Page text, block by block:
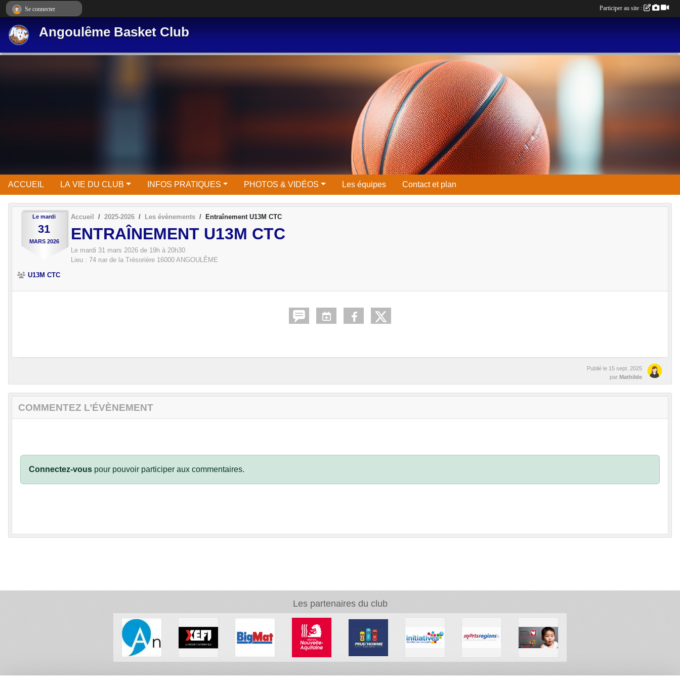
Angoulême Basket Club
ACCUEIL LA VIE DU CLUB INFOS PRATIQUES PHOTOS & VIDÉOS Les équipes Contact et plan
Le mardi
31
MARS 2026
Accueil 2025-2026 Les évènements Entraînement U13M CTC
ENTRAÎNEMENT U13M CTC
Le mardi 31 mars 2026 de 19h à 20h30
Lieu : 74 rue de la Trésorière 16000 ANGOULÊME
U13M CTC
Publié le 15 sept. 2025
par Mathilde
COMMENTEZ L’ÉVÈNEMENT
Connectez-vous pour pouvoir participer aux commentaires.
Les partenaires du club
Se connecter Participer au site :
Panneau de gestion des cookies